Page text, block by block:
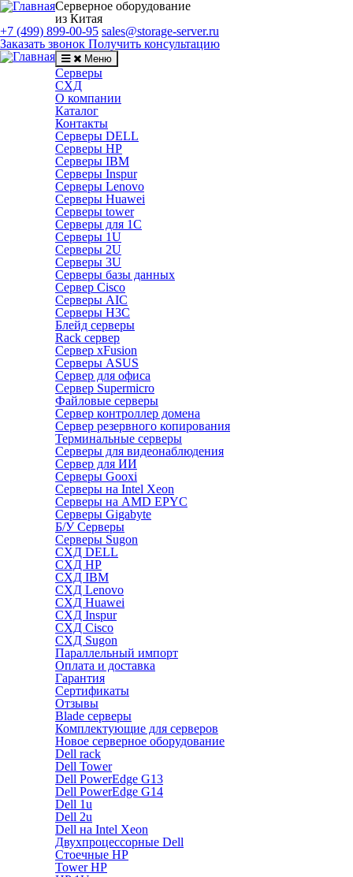
Серверное оборудование
из Китая
+7 (499) 899-00-95 sales@storage-server.ru
Заказать звонок Получить консультацию
Меню
Серверы
СХД
О компании
Каталог
Контакты
Серверы DELL
Серверы HP
Серверы IBM
Серверы Inspur
Серверы Lenovo
Серверы Huawei
Серверы tower
Серверы для 1C
Серверы 1U
Серверы 2U
Серверы 3U
Серверы базы данных
Сервер Cisco
Серверы AIC
Серверы H3C
Блейд серверы
Rack сервер
Сервер xFusion
Серверы ASUS
Сервер для офиса
Сервер Supermicro
Файловые серверы
Сервер контроллер домена
Сервер резервного копирования
Терминальные серверы
Серверы для видеонаблюдения
Сервер для ИИ
Серверы Gooxi
Серверы на Intel Xeon
Серверы на AMD EPYC
Серверы Gigabyte
Б/У Серверы
Серверы Sugon
СХД DELL
СХД HP
СХД IBM
СХД Lenovo
СХД Huawei
СХД Inspur
СХД Cisco
СХД Sugon
Параллельный импорт
Оплата и доставка
Гарантия
Сертификаты
Отзывы
Blade серверы
Комплектующие для серверов
Новое серверное оборудование
Dell rack
Dell Tower
Dell PowerEdge G13
Dell PowerEdge G14
Dell 1u
Dell 2u
Dell на Intel Xeon
Двухпроцессорные Dell
Стоечные HP
Tower HP